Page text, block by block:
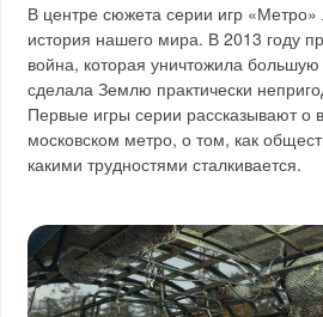
В центре сюжета серии игр «Метро»
история нашего мира. В 2013 году
война, которая уничтожила большую
сделала Землю практически
Первые игры серии рассказывают о
московском метро, о том, как
какими трудностями сталкивается.